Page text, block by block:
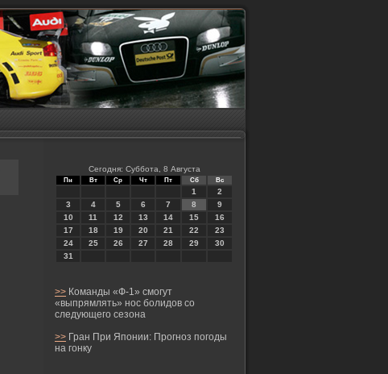
Сегодня: Суббота, 8 Августа
Пн Вт Ср Чт Пт Сб Вс
1
2
3
4 5 6 7 8
9
10
11 12 13 14 15
16
17
18 19 20 21 22
23
24
25 26 27 28 29
30
31
>> Команды «Ф-1» смогут
«выпрямлять» нос болидов со
следующего сезона
>> Гран При Японии: Прогноз погоды
на гонку